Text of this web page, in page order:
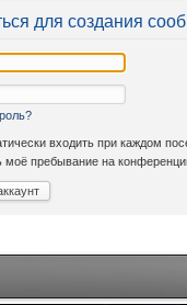
для создания
входить при каждом
моё пребывание на